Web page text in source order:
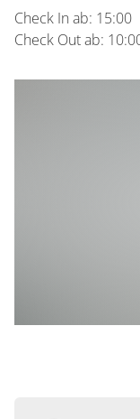
Check In ab: 15:00
Check Out ab: